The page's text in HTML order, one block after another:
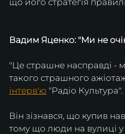
що його стратегія
Вадим Яценко: "Ми не
"Це страшне насправді -
такого страшного
інтерв'ю "Радіо Культура".
Він зізнався, що купив
тому що люди на вулиці